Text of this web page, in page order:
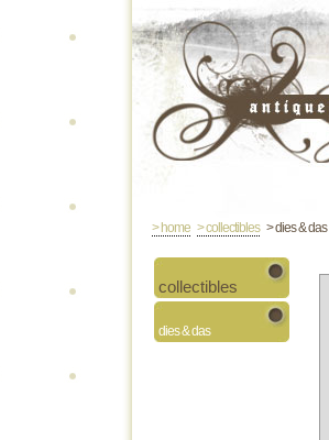
> home > collectibles> dies & das
collectibles
dies & das